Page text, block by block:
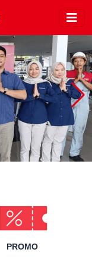
PROMO